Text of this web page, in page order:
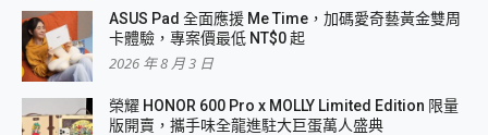
ASUS Pad 全面應援 Me Time，加碼愛奇藝黃金雙周
卡體驗，專案價最低 NT$0 起
2026 年 8 月 3 日
榮耀 HONOR 600 Pro x MOLLY Limited Edition 限量
版開賣，攜手味全龍進駐大巨蛋萬人盛典